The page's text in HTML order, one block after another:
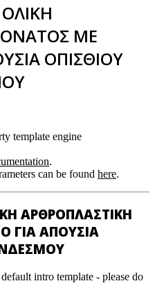
ΜΕ
ΟΠΙΣΘΙΟΥ
template engine
.
can be found here.
ΑΡΘΡΟΠΛΑΣΤΙΚΗ
ΓΙΑ ΑΠΟΥΣΙΑ
intro template - please do